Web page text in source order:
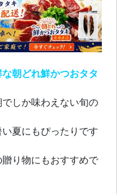
な朝どれ鮮かつおタタ
しか味わえない旬の
夏にもぴったりです
り物にもおすすめで